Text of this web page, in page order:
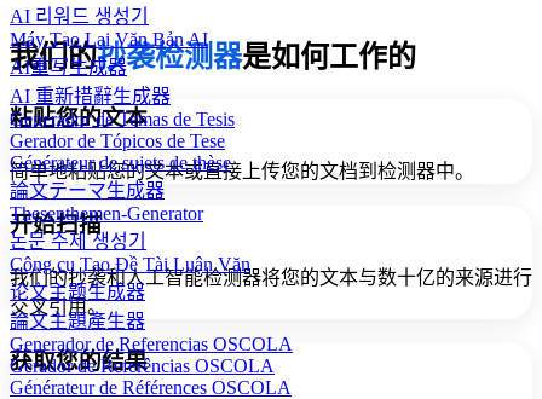
AI 리워드 생성기
Máy Tạo Lại Văn Bản AI
AI重写生成器
AI 重新措辭生成器
Generador de Temas de Tesis
Gerador de Tópicos de Tese
Générateur de sujets de thèse
論文テーマ生成器
Thesenthemen-Generator
논문 주제 생성기
Công cụ Tạo Đề Tài Luận Văn
论文主题生成器
論文主題產生器
Generador de Referencias OSCOLA
Gerador de Referências OSCOLA
Générateur de Références OSCOLA
我们的抄袭检测器是如何工作的
粘贴您的文本
简单地粘贴您的文本或直接上传您的文档到检测器中。
开始扫描
我们的抄袭和人工智能检测器将您的文本与数十亿的来源进行
交叉引用。
获取您的结果